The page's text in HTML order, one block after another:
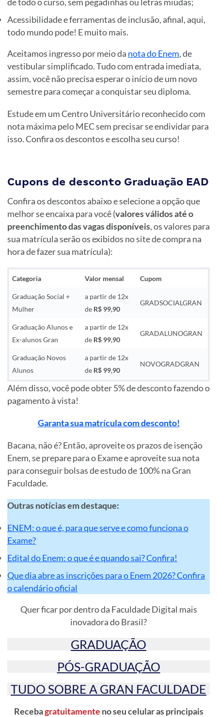
Acessibilidade e ferramentas de inclusão, afinal, aqui,
todo mundo pode! E muito mais.
Aceitamos ingresso por meio da nota do Enem, de
vestibular simplificado. Tudo com entrada imediata,
assim, você não precisa esperar o início de um novo
semestre para começar a conquistar seu diploma.
Estude em um Centro Universitário reconhecido com
nota máxima pelo MEC sem precisar se endividar para
isso. Confira os descontos e escolha seu curso!
Cupons de desconto Graduação EAD
Confira os descontos abaixo e selecione a opção que
melhor se encaixa para você (valores válidos até o
preenchimento das vagasdisponíveis, os valores para
sua matrícula serão os exibidos no site de compra na
hora de fazer sua matrícula):
Categoria Valor mensal Cupom
Graduação Social +
Mulher
a partir de 12x
de R$ 99,90
GRADSOCIALGRAN
Graduação Alunos e
Ex-alunos Gran
a partir de 12x
de R$ 99,90
GRADALUNOGRAN
Graduação Novos
Alunos
a partir de 12x
de R$ 99,90
NOVOGRADGRAN
Além disso, você pode obter 5% de desconto fazendo o
pagamento à vista!
Garanta sua matrícula com desconto!
Bacana, não é? Então, aproveite os prazos de isenção
Enem, se prepare para o Exame e aproveite sua nota
para conseguir bolsas de estudo de 100% na Gran
Faculdade.
Outras notícias em destaque:
ENEM: o que é, para que serve e como funciona o
Exame?
Edital do Enem: o que é e quando sai? Confira!
Que dia abre as inscrições para o Enem 2026? Confira
o calendário oficial
Quer ficar por dentro da Faculdade Digital mais
inovadora do Brasil?
GRADUAÇÃO
PÓS-GRADUAÇÃO
TUDO SOBRE A GRAN FACULDADE
Recebagratuitamente no seu celular as principais